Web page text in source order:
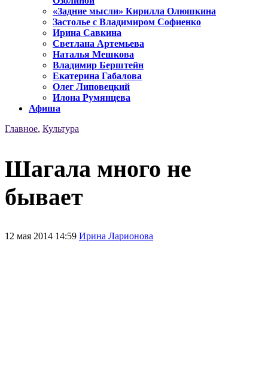
«Задние мысли» Кирилла Олюшкина
Застолье с Владимиром Софиенко
Ирина Савкина
Светлана Артемьева
Наталья Мешкова
Владимир Берштейн
Екатерина Габалова
Олег Липовецкий
Илона Румянцева
Афиша
Главное, Культура
Шагала много не
бывает
12 мая 2014 14:59 Ирина Ларионова